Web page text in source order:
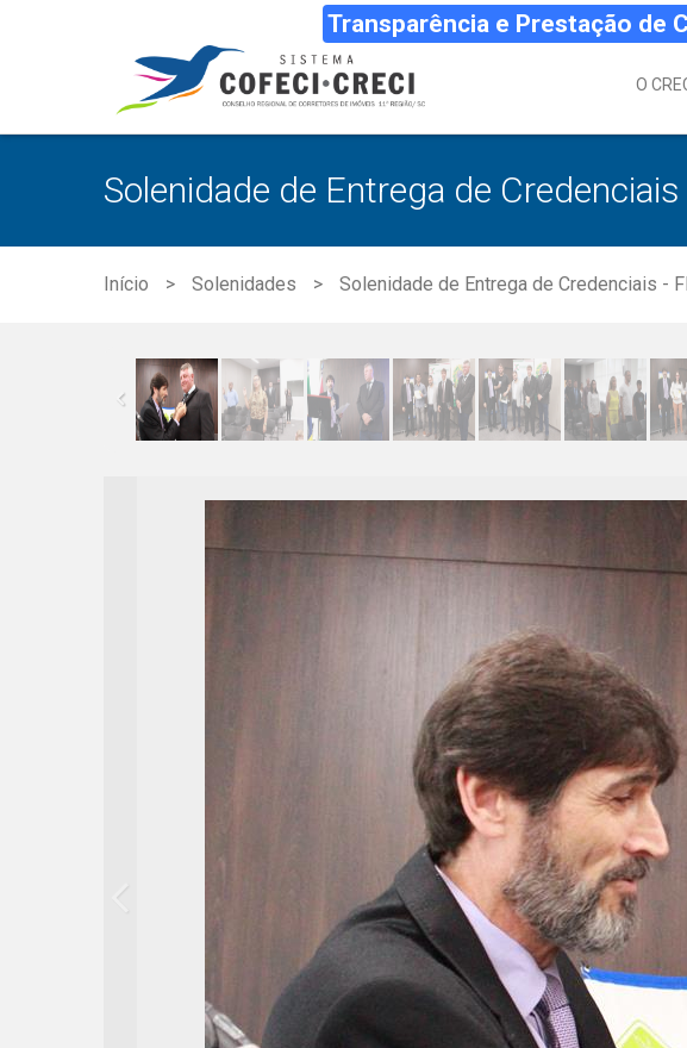
Transparência e Prestação de
O
Solenidade de Entrega de
Início Solenidades Solenidade de Entrega de Credenciais -